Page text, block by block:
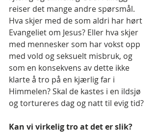
reiser det mange andre spørsmål.
Hva skjer med de som aldri har hørt
Evangeliet om Jesus? Eller hva skjer
med mennesker som har vokst opp
med vold og seksuelt misbruk, og
som en konsekvens av dette ikke
klarte å tro på en kjærlig far i
Himmelen? Skal de kastes i en ildsjø
og tortureres dag og natt til evig tid?
Kan vi virkelig tro at det er slik?